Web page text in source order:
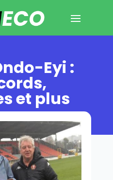
Eyi :
et plus